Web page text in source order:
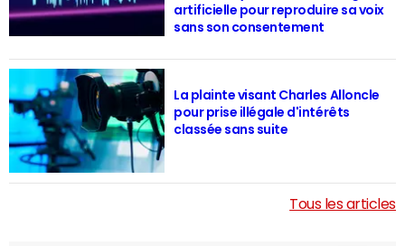
artificielle pour reproduire sa voix
sans son consentement
La plainte visant Charles Alloncle
pour prise illégale d'intérêts
classée sans suite
Tous les articles